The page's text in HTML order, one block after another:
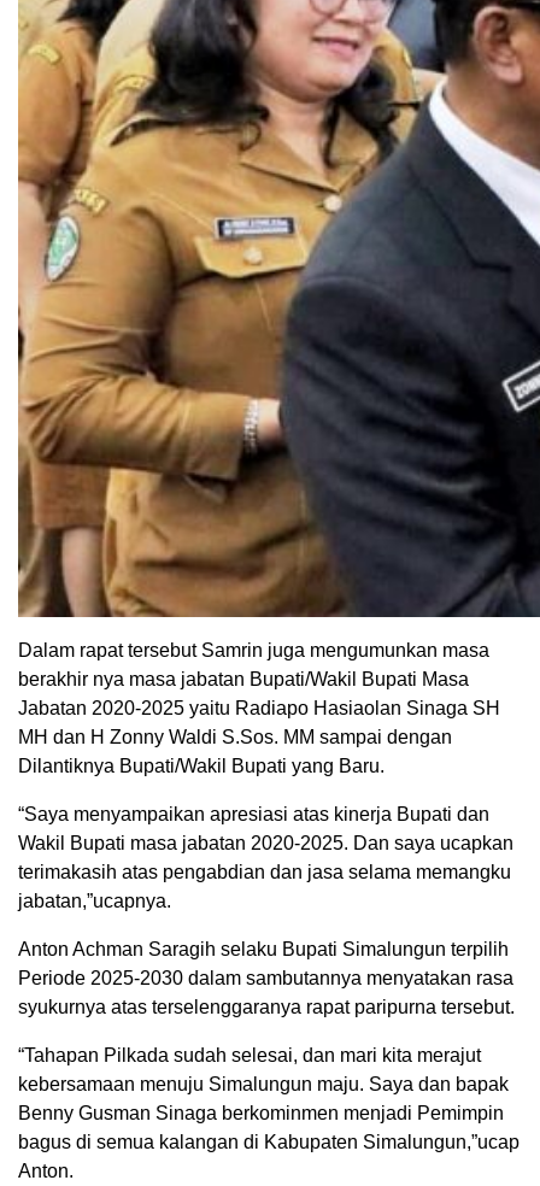
Dalam rapat tersebut Samrin juga mengumunkan masa
berakhir nya masa jabatan Bupati/Wakil Bupati Masa
Jabatan 2020-2025 yaitu Radiapo Hasiaolan Sinaga SH
MH dan H Zonny Waldi S.Sos. MM sampai dengan
Dilantiknya Bupati/Wakil Bupati yang Baru.
“Saya menyampaikan apresiasi atas kinerja Bupati dan
Wakil Bupati masa jabatan 2020-2025. Dan saya ucapkan
terimakasih atas pengabdian dan jasa selama memangku
jabatan,”ucapnya.
Anton Achman Saragih selaku Bupati Simalungun terpilih
Periode 2025-2030 dalam sambutannya menyatakan rasa
syukurnya atas terselenggaranya rapat paripurna tersebut.
“Tahapan Pilkada sudah selesai, dan mari kita merajut
kebersamaan menuju Simalungun maju. Saya dan bapak
Benny Gusman Sinaga berkominmen menjadi Pemimpin
bagus di semua kalangan di Kabupaten Simalungun,”ucap
Anton.